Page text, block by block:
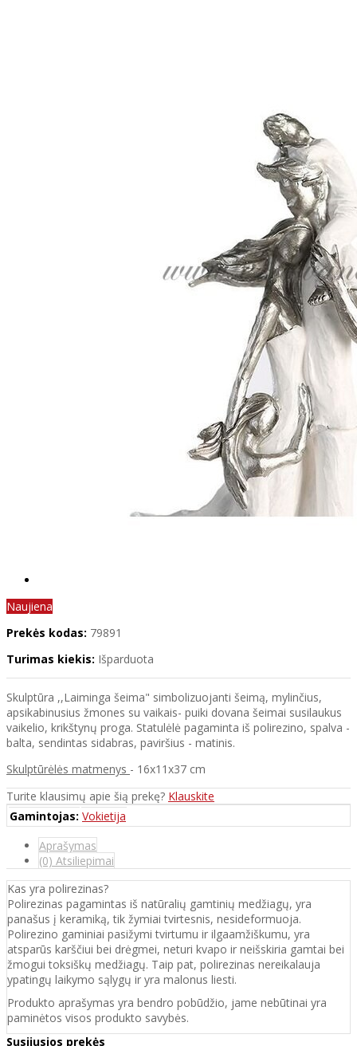
Naujiena
Prekės kodas: 79891
Turimas kiekis: Išparduota
Skulptūra ,,Laiminga šeima" simbolizuojanti šeimą, mylinčius,
apsikabinusius žmones su vaikais- puiki dovana šeimai susilaukus
vaikelio, krikštynų proga. Statulėlė pagaminta iš polirezino, spalva -
balta, sendintas sidabras, paviršius - matinis.
Skulptūrėlės matmenys - 16x11x37 cm
Turite klausimų apie šią prekę? Klauskite
Gamintojas: Vokietija
Aprašymas
(0) Atsiliepimai
Kas yra polirezinas?
Polirezinas pagamintas iš natūralių gamtinių medžiagų, yra
panašus į keramiką, tik žymiai tvirtesnis, nesideformuoja.
Polirezino gaminiai pasižymi tvirtumu ir ilgaamžiškumu, yra
atsparūs karščiui bei drėgmei, neturi kvapo ir neišskiria gamtai bei
žmogui toksiškų medžiagų. Taip pat, polirezinas nereikalauja
ypatingų laikymo sąlygų ir yra malonus liesti.
Produkto aprašymas yra bendro pobūdžio, jame nebūtinai yra
paminėtos visos produkto savybės.
Susijusios prekės